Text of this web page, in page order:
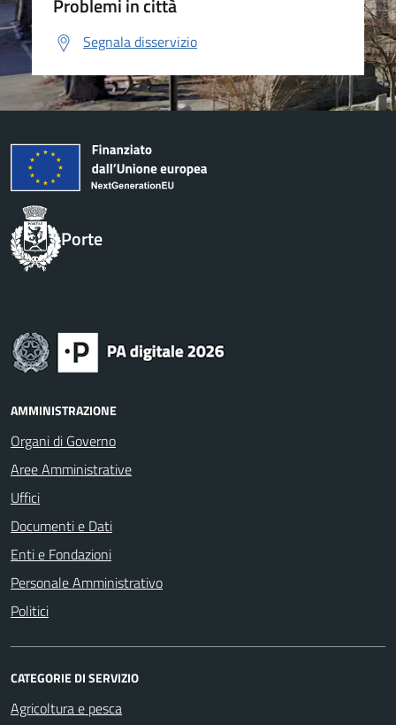
Problemi in città
Segnala disservizio
Porte
AMMINISTRAZIONE
Organi di Governo
Aree Amministrative
Uffici
Documenti e Dati
Enti e Fondazioni
Personale Amministrativo
Politici
CATEGORIE DI SERVIZIO
Agricoltura e pesca